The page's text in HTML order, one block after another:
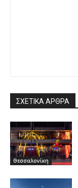
ΣΧΕΤΙΚΑ ΑΡΘΡΑ
Θεσσαλονίκη